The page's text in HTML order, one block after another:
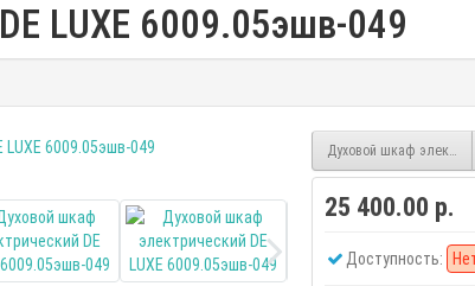
LUXE 6009.05эшв-049
Духовой шкаф
25 400.00 р.
Доступность: